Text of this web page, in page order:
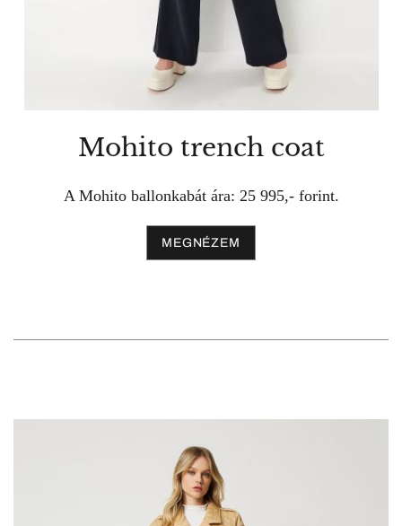
Mohito trench coat
A Mohito ballonkabát ára: 25 995,- forint.
MEGNÉZEM